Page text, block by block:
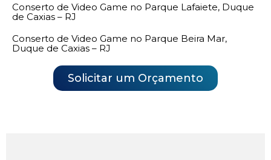
Conserto de Video Game no Parque Lafaiete, Duque
de Caxias – RJ
Conserto de Video Game no Parque Beira Mar,
Duque de Caxias – RJ
Solicitar um Orçamento